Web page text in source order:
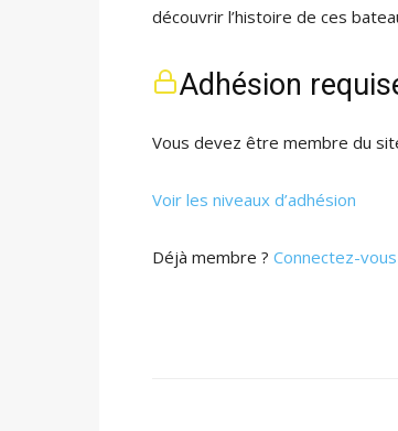
découvrir l’histoire de ces
Adhésion
Vous devez être membre du
Voir les niveaux d’adhésion
Déjà membre ? Connectez-vous